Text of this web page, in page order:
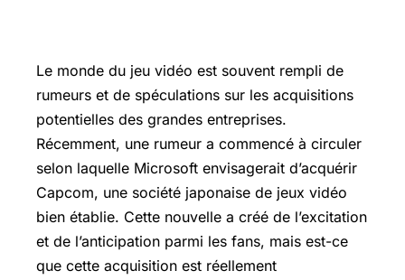
Le monde du jeu vidéo est souvent rempli de
rumeurs et de spéculations sur les acquisitions
potentielles des grandes entreprises.
Récemment, une rumeur a commencé à circuler
selon laquelle Microsoft envisagerait d’acquérir
Capcom, une société japonaise de jeux vidéo
bien établie. Cette nouvelle a créé de l’excitation
et de l’anticipation parmi les fans, mais est-ce
que cette acquisition est réellement